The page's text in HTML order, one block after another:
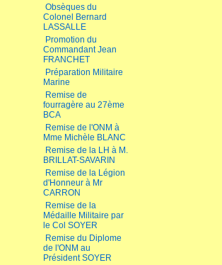
Obsèques du
Colonel Bernard
LASSALLE
Promotion du
Commandant Jean
FRANCHET
Préparation Militaire
Marine
Remise de
fourragère au 27ème
BCA
Remise de l'ONM à
Mme Michèle BLANC
Remise de la LH à M.
BRILLAT-SAVARIN
Remise de la Légion
d'Honneur à Mr
CARRON
Remise de la
Médaille Militaire par
le Col SOYER
Remise du Diplome
de l'ONM au
Président SOYER